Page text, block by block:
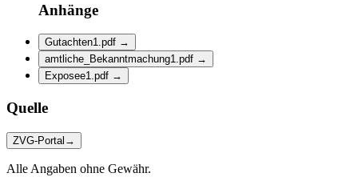
Anhänge
Gutachten1.pdf →
amtliche_Bekanntmachung1.pdf →
Exposee1.pdf →
Quelle
ZVG-Portal →
Alle Angaben ohne Gewähr.